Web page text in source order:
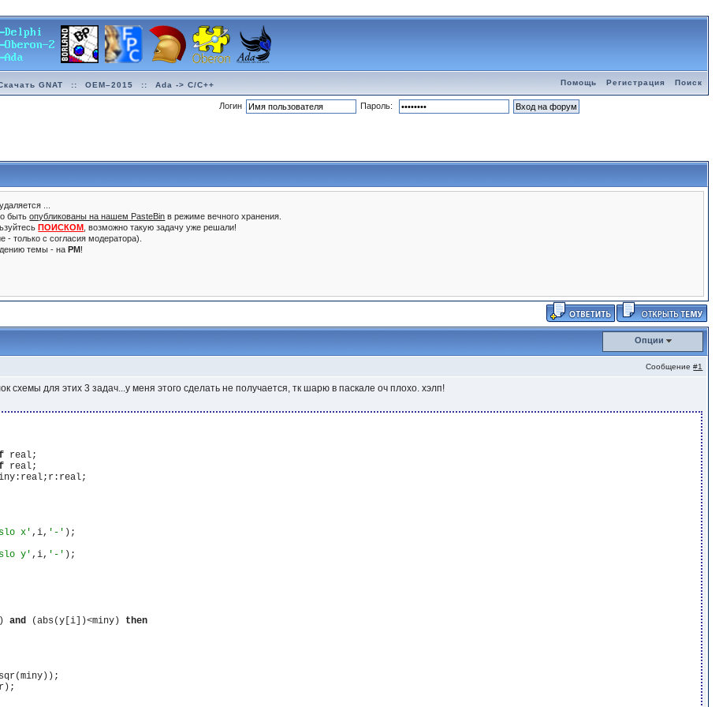
GNAT :: OEM–2015 :: Ada -> C/C++ Помощь Регистрация Поиск
Логин Пароль:
...
бытьопубликованы на нашем PasteBin в режиме вечного хранения.
ПОИСКОМ , возможно такую задачу уже решали!
только с согласия модератора).
темы - наPM!
Опции
Сообщение#1
схемы для этих 3 задач...у меня этого сделать не получается, тк шарю в паскале оч плохо. хэлп!
real;
real;
x' ,i, '-' );
y' ,i, '-' );
and (abs(y[i])<miny) then